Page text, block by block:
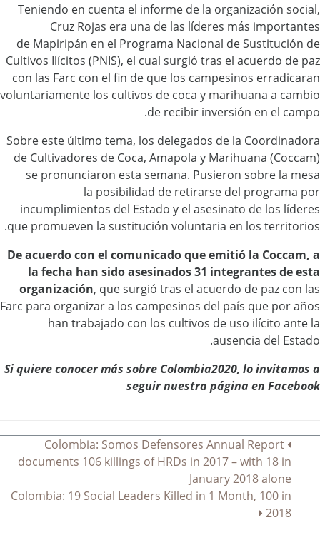
Teniendo en cuenta el informe de la organización social,
Cruz Rojas era una de las líderes más importantes
de Mapiripán en el Programa Nacional de Sustitución de
Cultivos Ilícitos (PNIS), el cual surgió tras el acuerdo de paz
con las Farc con el fin de que los campesinos erradicaran
voluntariamente los cultivos de coca y marihuana a cambio
de recibir inversión en el campo.
Sobre este último tema, los delegados de la Coordinadora
de Cultivadores de Coca, Amapola y Marihuana (Coccam)
se pronunciaron esta semana. Pusieron sobre la mesa
la posibilidad de retirarse del programa por
incumplimientos del Estado y el asesinato de los líderes
que promueven la sustitución voluntaria en los territorios.
De acuerdo con el comunicado que emitió la Coccam, a
la fecha han sido asesinados 31 integrantes de esta
organización, que surgió tras el acuerdo de paz con las
Farc para organizar a los campesinos del país que por años
han trabajado con los cultivos de uso ilícito ante la
ausencia del Estado.
Si quiere conocer más sobre Colombia2020, lo invitamos a
seguir nuestra página en Facebook
تصفّح
المقالات
Colombia: Somos Defensores Annual Report
documents 106 killings of HRDs in 2017 – with 18 in
January 2018 alone
Colombia: 19 Social Leaders Killed in 1 Month, 100 in
2018